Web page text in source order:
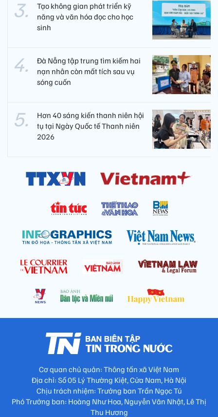
Tạo không gian phát triển kỹ
năng và văn hóa đọc cho học
sinh
Đà Nẵng tập trung tìm kiếm hai
nạn nhân còn mất tích sau vụ
sóng cuốn
Hơn 40 sáng kiến thanh niên hội
tụ tại Ngày Quốc tế Thanh niên
2026
Cơ quan chủ quản: Thông tấn xã Việt Nam
Địa chỉ: Số 05 Lý Thường Kiệt, Cửa Nam, Hà Nội
Chịu trách nhiệm: Trưởng ban Trần Ngọc Tú
Phó Trưởng ban: Hoàng Như Hoa, Nguyễn Văn Nhật, Lê Thị
Thu Hương